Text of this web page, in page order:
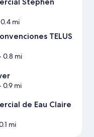
Stephen
mi
TELUS
mi
mi
de Eau Claire
mi